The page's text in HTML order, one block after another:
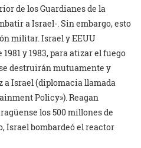
de los Guardianes de la
a Israel-. Sin embargo, esto
militar. Israel y EEUU
y 1983, para atizar el fuego
destruirán mutuamente y
a Israel (diplomacia llamada
Policy»). Reagan
los 500 millones de
Israel bombardeó el reactor